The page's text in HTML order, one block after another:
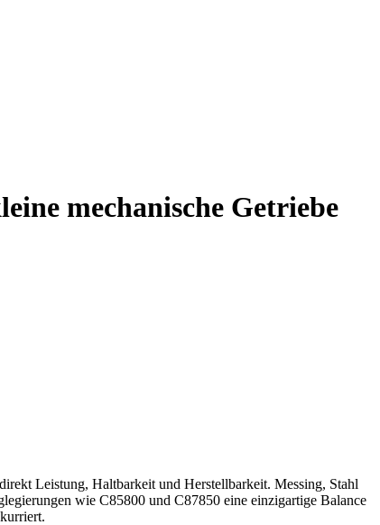
mechanische Getriebe
Leistung, Haltbarkeit und Herstellbarkeit. Messing, Stahl
wie C85800 und C87850 eine einzigartige Balance